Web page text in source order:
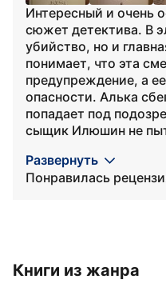
Интересный и очень
сюжет детектива. В
убийство, но и
понимает, что эта
предупреждение, а
опасности. Алька
попадает под
сыщик Илюшин не
Развернуть
Понравилась
Книги из жанра